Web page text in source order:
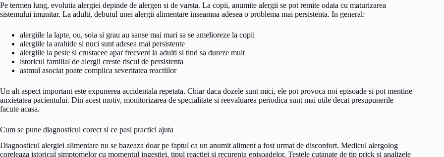
Pe termen lung, evolutia alergiei depinde de alergen si de varsta. La copii, anumite alergii se pot remite odata cu maturizarea
sistemului imunitar. La adulti, debutul unei alergii alimentare inseamna adesea o problema mai persistenta. In general:
alergiile la lapte, ou, soia si grau au sanse mai mari sa se amelioreze la copii
alergiile la arahide si nuci sunt adesea mai persistente
alergiile la peste si crustacee apar frecvent la adulti si tind sa dureze mult
istoricul familial de alergii creste riscul de persistenta
astmul asociat poate complica severitatea reactiilor
Un alt aspect important este expunerea accidentala repetata. Chiar daca dozele sunt mici, ele pot provoca noi episoade si pot mentine
anxietatea pacientului. Din acest motiv, monitorizarea de specialitate si reevaluarea periodica sunt mai utile decat presupunerile
facute acasa.
Cum se pune diagnosticul corect si ce pasi practici ajuta
Diagnosticul alergiei alimentare nu se bazeaza doar pe faptul ca un anumit aliment a fost urmat de disconfort. Medicul alergolog
coreleaza istoricul simptomelor cu momentul ingestiei, tipul reactiei si recurenta episoadelor. Testele cutanate de tip prick si analizele